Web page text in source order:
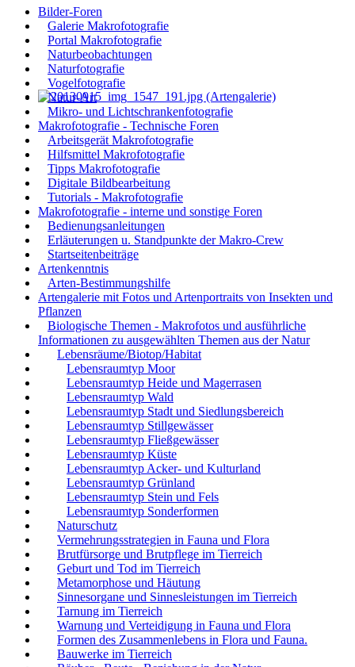
Bilder-Foren
Galerie Makrofotografie
Portal Makrofotografie
Naturbeobachtungen
Naturfotografie
Vogelfotografie
Natur-Art
Mikro- und Lichtschrankenfotografie
Makrofotografie - Technische Foren
Arbeitsgerät Makrofotografie
Hilfsmittel Makrofotografie
Tipps Makrofotografie
Digitale Bildbearbeitung
Tutorials - Makrofotografie
Makrofotografie - interne und sonstige Foren
Bedienungsanleitungen
Erläuterungen u. Standpunkte der Makro-Crew
Startseitenbeiträge
Artenkenntnis
Arten-Bestimmungshilfe
Artengalerie mit Fotos und Artenportraits von Insekten und
Pflanzen
Biologische Themen - Makrofotos und ausführliche
Informationen zu ausgewählten Themen aus der Natur
Lebensräume/Biotop/Habitat
Lebensraumtyp Moor
Lebensraumtyp Heide und Magerrasen
Lebensraumtyp Wald
Lebensraumtyp Stadt und Siedlungsbereich
Lebensraumtyp Stillgewässer
Lebensraumtyp Fließgewässer
Lebensraumtyp Küste
Lebensraumtyp Acker- und Kulturland
Lebensraumtyp Grünland
Lebensraumtyp Stein und Fels
Lebensraumtyp Sonderformen
Naturschutz
Vermehrungsstrategien in Fauna und Flora
Brutfürsorge und Brutpflege im Tierreich
Geburt und Tod im Tierreich
Metamorphose und Häutung
Sinnesorgane und Sinnesleistungen im Tierreich
Tarnung im Tierreich
Warnung und Verteidigung in Fauna und Flora
Formen des Zusammenlebens in Flora und Fauna.
Bauwerke im Tierreich